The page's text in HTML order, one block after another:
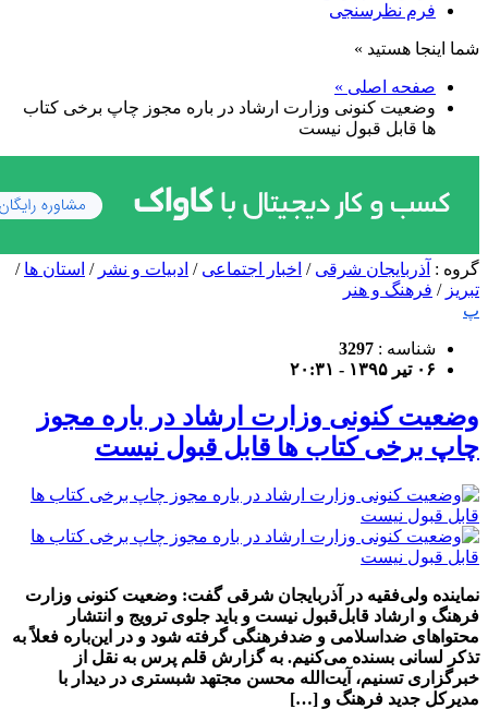
فرم نظرسنجی
شما اینجا هستید »
صفحه اصلی »
وضعیت کنونی وزارت ارشاد در باره مجوز چاپ برخی کتاب
ها قابل قبول نیست
گروه : آذربایجان شرقی / اخبار اجتماعی / ادبیات و نشر / استان ها /
تبریز / فرهنگ و هنر
پ
شناسه : 3297
۰۶ تیر ۱۳۹۵ - ۲۰:۳۱
وضعیت کنونی وزارت ارشاد در باره مجوز
چاپ برخی کتاب ها قابل قبول نیست
نماینده ولی‌فقیه در آذربایجان شرقی گفت: وضعیت کنونی وزارت
فرهنگ و ارشاد قابل‌قبول نیست و باید جلوی ترویج و انتشار
محتواهای ضداسلامی و ضدفرهنگی گرفته شود و در این‌باره فعلاً به
تذکر لسانی بسنده می‌کنیم. به گزارش قلم پرس به نقل از
خبرگزاری تسنیم، آیت‌الله محسن مجتهد شبستری در دیدار با
مدیرکل جدید فرهنگ و […]